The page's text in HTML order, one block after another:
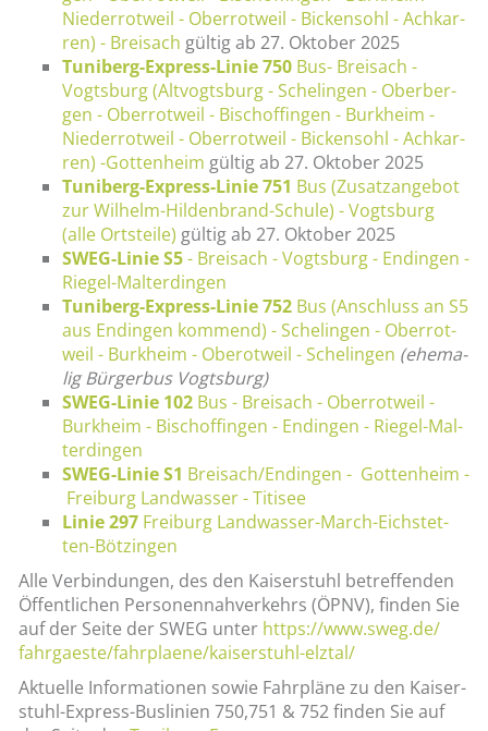
Nie­der­rot­weil - Ober­rot­weil - Bi­cken­sohl - Ach­kar­
ren) - Brei­sach gül­tig ab 27. Ok­to­ber 2025
Tu­ni­berg-Ex­press-Li­nie 750 Bus- Brei­sach -
Vogts­burg (Alt­vogts­burg - Sche­lin­gen - Ober­ber­
gen - Ober­rot­weil - Bi­sch­off­in­gen - Burk­heim -
Nie­der­rot­weil - Ober­rot­weil - Bi­cken­sohl - Ach­kar­
ren) -Got­ten­heim gül­tig ab 27. Ok­to­ber 2025
Tu­ni­berg-Ex­press-Li­nie 751 Bus (Zu­satz­an­ge­bot
zur Wil­helm-Hil­den­brand-Schu­le) - Vogts­burg
(alle Orts­tei­le) gül­tig ab 27. Ok­to­ber 2025
SWEG-Li­nie S5- Brei­sach - Vogts­burg - En­din­gen -
Rie­gel-Mal­ter­din­gen
Tu­ni­berg-Ex­press-Li­nie 752 Bus (An­schluss an S5
aus En­din­gen kom­mend) - Sche­lin­gen - Ober­rot­
weil - Burk­heim - Oberot­weil - Sche­lin­gen (ehe­ma­
lig Bür­ger­bus Vogts­burg)
SWEG-Li­nie 102 Bus - Brei­sach - Ober­rot­weil -
Burk­heim - Bi­sch­off­in­gen - En­din­gen - Rie­gel-Mal­
ter­din­gen
SWEG-Li­nie S1 Brei­sach/En­din­gen - Got­ten­heim -
Frei­burg Land­was­ser - Ti­ti­see
Linie 297 Frei­burg Land­was­ser-March-Eich­stet­
ten-Böt­zin­gen
Alle Ver­bin­dun­gen, des den Kai­ser­stuhl be­tref­fen­den
Öf­fent­li­chen Per­so­nen­nah­ver­kehrs (ÖPNV), fin­den Sie
auf der Seite der SWEG unter https://​www.​sweg.​de/​
fahrgaeste/​fahrplaene/​kaiserstuhl-​elztal/
Ak­tu­el­le In­for­ma­tio­nen sowie Fahr­plä­ne zu den Kai­ser­
stuhl-Ex­press-Bus­li­ni­en 750,751 & 752 fin­den Sie auf